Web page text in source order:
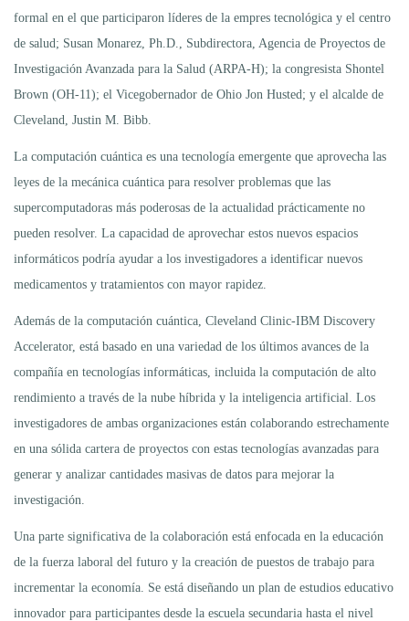
formal en el que participaron líderes de la empres tecnológica y el centro
de salud; Susan Monarez, Ph.D., Subdirectora, Agencia de Proyectos de
Investigación Avanzada para la Salud (ARPA-H); la congresista Shontel
Brown (OH-11); el Vicegobernador de Ohio Jon Husted; y el alcalde de
Cleveland, Justin M. Bibb.
La computación cuántica es una tecnología emergente que aprovecha las
leyes de la mecánica cuántica para resolver problemas que las
supercomputadoras más poderosas de la actualidad prácticamente no
pueden resolver. La capacidad de aprovechar estos nuevos espacios
informáticos podría ayudar a los investigadores a identificar nuevos
medicamentos y tratamientos con mayor rapidez.
Además de la computación cuántica, Cleveland Clinic-IBM Discovery
Accelerator, está basado en una variedad de los últimos avances de la
compañía en tecnologías informáticas, incluida la computación de alto
rendimiento a través de la nube híbrida y la inteligencia artificial. Los
investigadores de ambas organizaciones están colaborando estrechamente
en una sólida cartera de proyectos con estas tecnologías avanzadas para
generar y analizar cantidades masivas de datos para mejorar la
investigación.
Una parte significativa de la colaboración está enfocada en la educación
de la fuerza laboral del futuro y la creación de puestos de trabajo para
incrementar la economía. Se está diseñando un plan de estudios educativo
innovador para participantes desde la escuela secundaria hasta el nivel